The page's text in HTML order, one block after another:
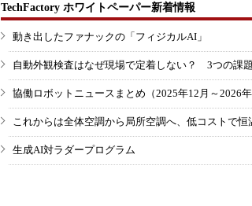
TechFactory ホワイトペーパー新着情報
動き出したファナックの「フィジカルAI」
自動外観検査はなぜ現場で定着しない？ 3つの課
協働ロボットニュースまとめ（2025年12月～2026年
これからは全体空調から局所空調へ、低コストで
生成AI対ラダープログラム